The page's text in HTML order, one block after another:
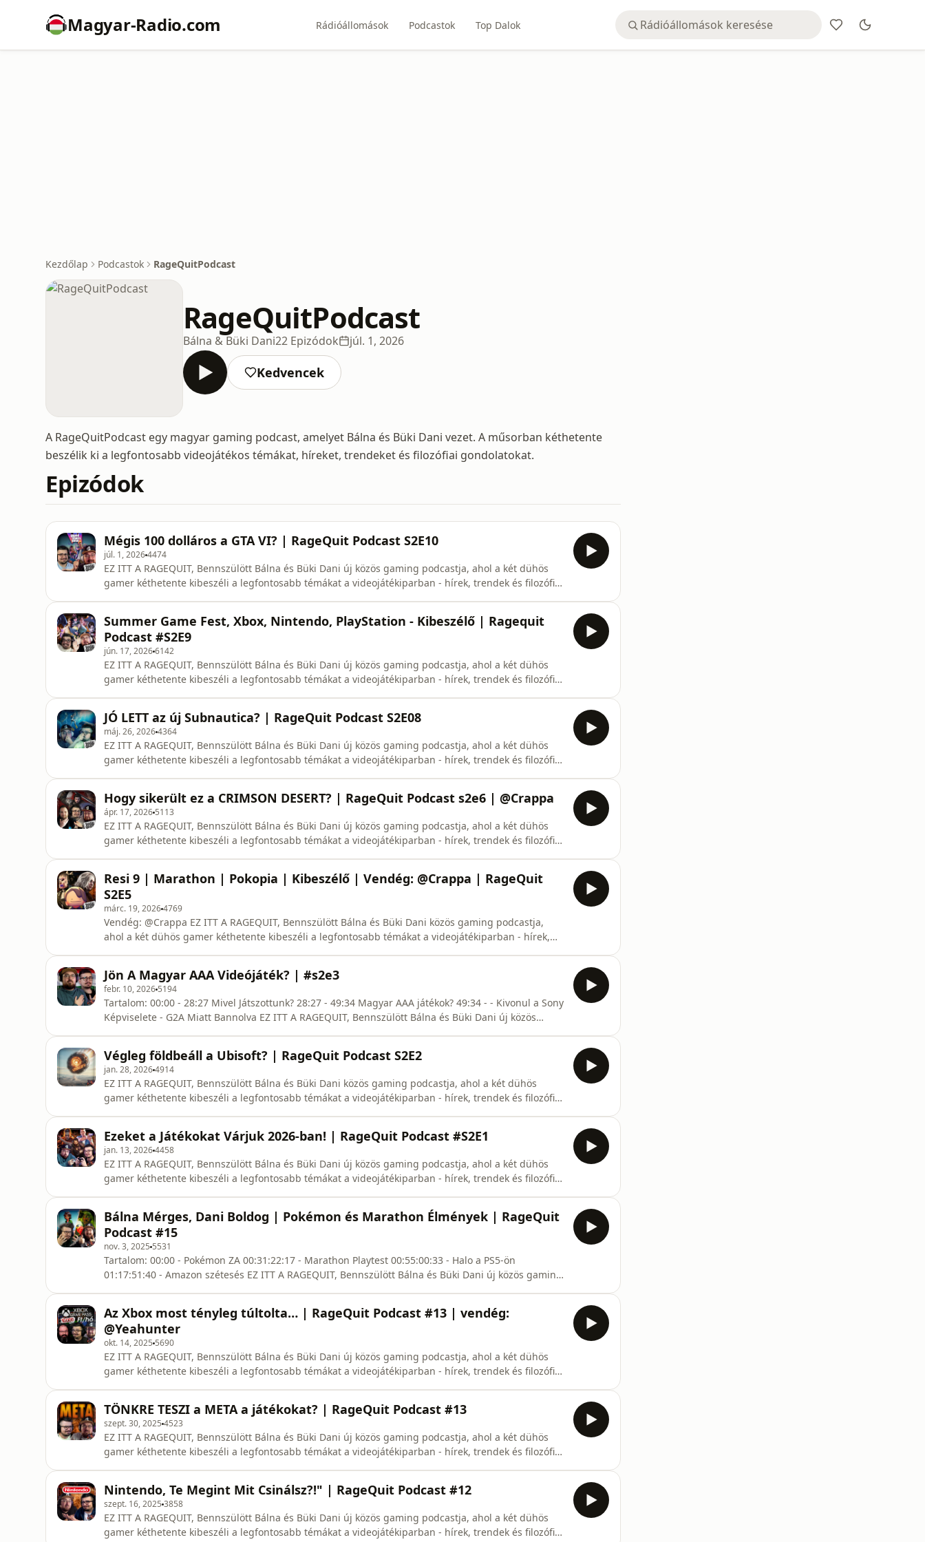
Magyar-Radio.com Rádióállomások Podcastok Top Dalok
Kezdőlap Podcastok RageQuitPodcast
RageQuitPodcast
Bálna & Büki Dani22 Epizódok júl. 1, 2026
Kedvencek
A RageQuitPodcast egy magyar gaming podcast, amelyet Bálna és Büki Dani vezet. A műsorban kéthetente
beszélik ki a legfontosabb videojátékos témákat, híreket, trendeket és filozófiai gondolatokat.
Epizódok
Mégis 100 dolláros a GTA VI? | RageQuit Podcast S2E10
júl. 1, 20264474
EZ ITT A RAGEQUIT, Bennszülött Bálna és Büki Dani új közös gaming podcastja, ahol a két dühös
gamer kéthetente kibeszéli a legfontosabb témákat a videojátékiparban - hírek, trendek és filozófiai
49:55 Csalódás a S
Summer Game Fest, Xbox, Nintendo, PlayStation - Kibeszélő | Ragequit
Podcast #S2E9
jún. 17, 20266142
EZ ITT A RAGEQUIT, Bennszülött Bálna és Büki Dani új közös gaming podcastja, ahol a két dühös
gamer kéthetente kibeszéli a legfontosabb témákat a videojátékiparban - hírek, trendek és filozófiai
@buki_dani
JÓ LETT az új Subnautica? | RageQuit Podcast S2E08
máj. 26, 20264364
EZ ITT A RAGEQUIT, Bennszülött Bálna és Büki Dani új közös gaming podcastja, ahol a két dühös
gamer kéthetente kibeszéli a legfontosabb témákat a videojátékiparban - hírek, trendek és filozófiai
Hogy sikerült ez a CRIMSON DESERT? | RageQuit Podcast s2e6 | @Crappa ​
ápr. 17, 2026 5113
EZ ITT A RAGEQUIT, Bennszülött Bálna és Büki Dani új közös gaming podcastja, ahol a két dühös
gamer kéthetente kibeszéli a legfontosabb témákat a videojátékiparban - hírek, trendek és filozófiai
Resi 9 | Marathon | Pokopia | Kibeszélő | Vendég: @Crappa | RageQuit
S2E5
márc. 19, 20264769
Vendég: @Crappa EZ ITT A RAGEQUIT, Bennszülött Bálna és Büki Dani közös gaming podcastja,
ahol a két dühös gamer kéthetente kibeszéli a legfontosabb témákat a videojátékiparban - hírek,
Jön A Magyar AAA Videójáték? | #s2e3
febr. 10, 2026 5194
Tartalom: 00:00 - 28:27 Mivel Játszottunk? 28:27 - 49:34 Magyar AAA játékok? 49:34 - - Kivonul a Sony
Képviselete - G2A Miatt Bannolva EZ ITT A RAGEQUIT, Bennszülött Bálna és Büki Dani új közös
Végleg földbeáll a Ubisoft? | RageQuit Podcast S2E2
jan. 28, 20264914
EZ ITT A RAGEQUIT, Bennszülött Bálna és Büki Dani közös gaming podcastja, ahol a két dühös
gamer kéthetente kibeszéli a legfontosabb témákat a videojátékiparban - hírek, trendek és filozófiai
Ezeket a Játékokat Várjuk 2026-ban! | RageQuit Podcast #S2E1
jan. 13, 20264458
EZ ITT A RAGEQUIT, Bennszülött Bálna és Büki Dani új közös gaming podcastja, ahol a két dühös
gamer kéthetente kibeszéli a legfontosabb témákat a videojátékiparban - hírek, trendek és filozófiai
Bálna Mérges, Dani Boldog | Pokémon és Marathon Élmények | RageQuit
Podcast #15
nov. 3, 2025 5531
Tartalom: 00:00 - Pokémon ZA 00:31:22:17 - Marathon Playtest 00:55:00:33 - Halo a PS5-ön
01:17:51:40 - Amazon szétesés EZ ITT A RAGEQUIT, Bennszülött Bálna és Büki Dani új közös gaming
@bennszulottbalna
Az Xbox most tényleg túltolta… | RageQuit Podcast #13 | vendég:
@Yeahunter ​
okt. 14, 2025 5690
EZ ITT A RAGEQUIT, Bennszülött Bálna és Büki Dani új közös gaming podcastja, ahol a két dühös
gamer kéthetente kibeszéli a legfontosabb témákat a videojátékiparban - hírek, trendek és filozófiai
TÖNKRE TESZI a META a játékokat? | RageQuit Podcast #13
szept. 30, 2025 4523
EZ ITT A RAGEQUIT, Bennszülött Bálna és Büki Dani új közös gaming podcastja, ahol a két dühös
gamer kéthetente kibeszéli a legfontosabb témákat a videojátékiparban - hírek, trendek és filozófiai
Nintendo, Te Megint Mit Csinálsz?!" | RageQuit Podcast #12
szept. 16, 2025 3858
EZ ITT A RAGEQUIT, Bennszülött Bálna és Büki Dani új közös gaming podcastja, ahol a két dühös
gamer kéthetente kibeszéli a legfontosabb témákat a videojátékiparban - hírek, trendek és filozófiai